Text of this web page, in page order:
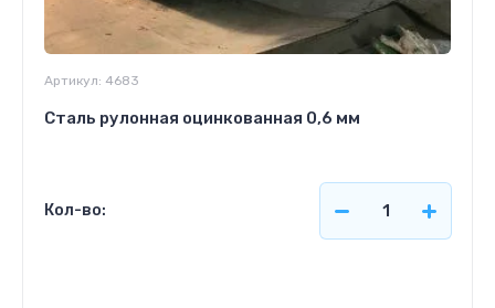
Артикул: 4683
Сталь рулонная оцинкованная 0,6 мм
Кол-во: